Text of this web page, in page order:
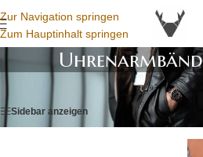
Zur Navigation springen
Zum Hauptinhalt springen
Uhrenarmbänder Uhrenarmbänder
Sidebar anzeigen